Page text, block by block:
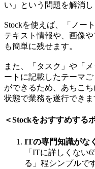
い」という問題を解消し
Stockを使えば、「ノー
テキスト情報や、画像
も簡単に残せます。
また、「タスク」や「
ートに記載したテーマ
ができるため、あちこ
状態で業務を遂行できま
＜Stockをおすすめする
ITの専門知識がな
「ITに詳しくない
る」程シンプルで